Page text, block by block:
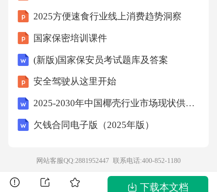
各国2018-2025年火箭发射次数统计图表：全球
各国2018-2025年卫星发射数量统计20015010050
400030002000100002018
2020
2025方便速食行业线上消费趋势洞察
国家保密培训课件
(新版)国家保安员考试题库及答案
安全驾驶从这里开始
2025-2030年中国椰壳行业市场现状供需分析及投资评估规划分析研究报告
欠钱合同电子版（2025年版）
网站客服QQ:2881952447 联系电话:400-852-1180
下载本文档